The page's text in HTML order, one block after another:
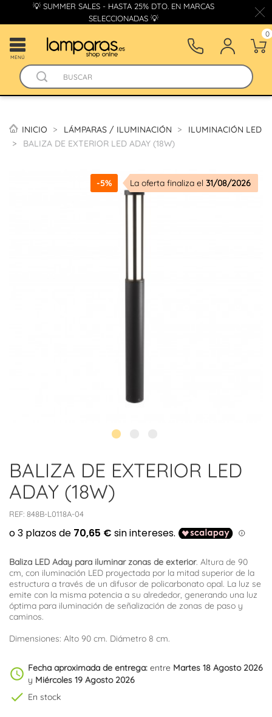
💡 SUMMER SALES - HASTA 25% DTO. EN MARCAS
SELECCIONADAS 💡
MENÚ
0
INICIO LÁMPARAS / ILUMINACIÓN
ILUMINACIÓN LED
BALIZA DE EXTERIOR LED ADAY (18W)
-5% La oferta finaliza el 31/08/2026
BALIZA DE EXTERIOR LED
ADAY (18W)
REF: 848B-L0118A-04
Baliza LED Aday para iluminar zonas de exterior. Altura de 90
cm, con iluminación LED proyectada por la mitad superior de la
estructura a través de un difusor de policarbonato opal. La luz se
emite con la misma potencia a su alrededor, generando una luz
óptima para iluminación de señalización de zonas de paso y
caminos.
Dimensiones: Alto 90 cm. Diámetro 8 cm.
schedule Fecha aproximada de entrega: entre Martes 18 Agosto 2026
y Miércoles 19 Agosto 2026
check En stock